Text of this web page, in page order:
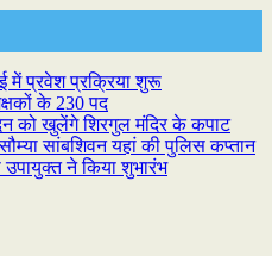
में प्रवेश प्रक्रिया शुरू
के 230 पद
को खुलेंगे शिरगुल मंदिर के कपाट
सांबशिवन यहां की पुलिस कप्तान
ने किया शुभारंभ